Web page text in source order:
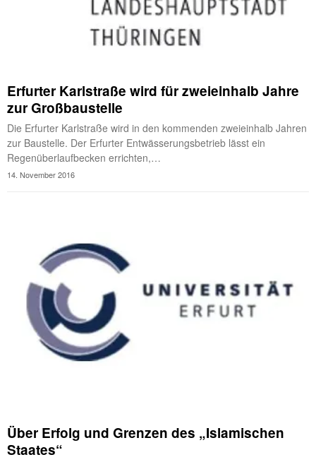
Erfurter Karlstraße wird für zweieinhalb Jahre
zur Großbaustelle
Die Erfurter Karlstraße wird in den kommenden zweieinhalb Jahren
zur Baustelle. Der Erfurter Entwässerungsbetrieb lässt ein
Regenüberlaufbecken errichten,…
14. November 2016
Über Erfolg und Grenzen des „Islamischen
Staates“